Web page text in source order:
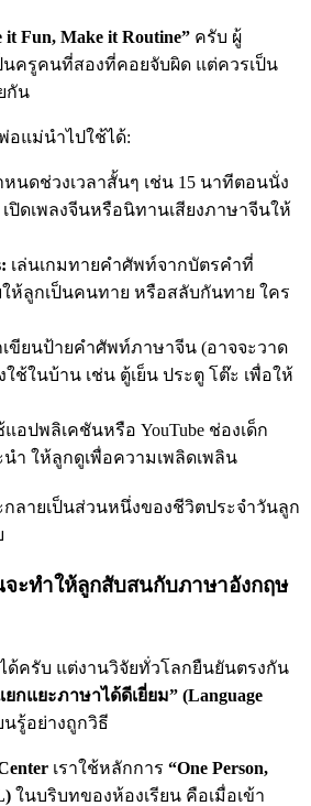
it Fun, Make it Routine” ครับ ผู้
นครูคนที่สองที่คอยจับผิด แต่ควรเป็น
กัน
อแม่นำไปใช้ได้:
หนดช่วงเวลาสั้นๆ เช่น 15 นาทีตอนนั่ง
ปิดเพลงจีนหรือนิทานเสียงภาษาจีนให้
เล่นเกมทายคำศัพท์จากบัตรคำที่
ห้ลูกเป็นคนทาย หรือสลับกันทาย ใคร
ขียนป้ายคำศัพท์ภาษาจีน (อาจจะวาด
ช้ในบ้าน เช่น ตู้เย็น ประตู โต๊ะ เพื่อให้
แอปพลิเคชันหรือ YouTube ช่องเด็ก
ำ ให้ลูกดูเพื่อความเพลิดเพลิน
กลายเป็นส่วนหนึ่งของชีวิตประจำวันลูก
จะทำให้ลูกสับสนกับภาษาอังกฤษ
ด้ครับ แต่งานวิจัยทั่วโลกยืนยันตรงกัน
กแยะภาษาได้ดีเยี่ยม” (Language
นรู้อย่างถูกวิธี
เราใช้หลักการ “One Person,
ในบริบทของห้องเรียน คือเมื่อเข้า